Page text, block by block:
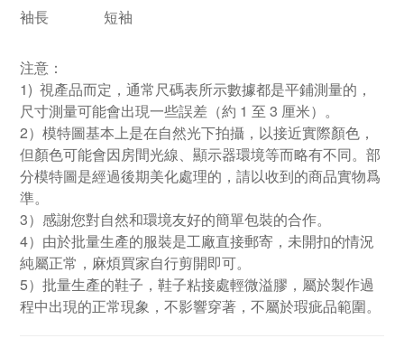
袖長
短袖
注意：
1) 視產品而定，通常尺碼表所示數據都是平鋪測量的，
尺寸測量可能會出現一些誤差（約 1 至 3 厘米）。
2）模特圖基本上是在自然光下拍攝，以接近實際顏色，
但顏色可能會因房間光線、顯示器環境等而略有不同。部
分模特圖是經過後期美化處理的，請以收到的商品實物爲
準。
3）感謝您對自然和環境友好的簡單包裝的合作。
4）由於批量生產的服裝是工廠直接郵寄，未開扣的情況
純屬正常，麻煩買家自行剪開即可。
5）批量生產的鞋子，鞋子粘接處輕微溢膠，屬於製作過
程中出現的正常現象，不影響穿著，不屬於瑕疵品範圍。